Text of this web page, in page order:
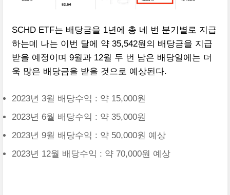
SCHD ETF는 배당금을 1년에 총 네 번 분기별로 지급
하는데 나는 이번 달에 약 35,542원의 배당금을 지급
받을 예정이며 9월과 12월 두 번 남은 배당일에는 더
욱 많은 배당금을 받을 것으로 예상된다.
2023년 3월 배당수익 : 약 15,000원
2023년 6월 배당수익 : 약 35,000원
2023년 9월 배당수익 : 약 50,000원 예상
2023년 12월 배당수익 : 약 70,000원 예상